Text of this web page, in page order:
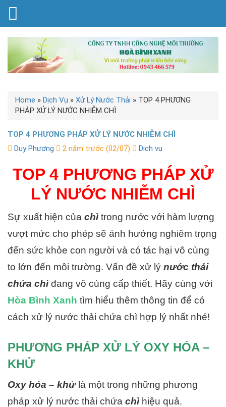
Home » Dịch Vụ » Xử Lý Nước Thải » TOP 4 PHƯƠNG
PHÁP XỬ LÝ NƯỚC NHIỄM CHÌ
TOP 4 PHƯƠNG PHÁP XỬ LÝ NƯỚC NHIỄM CHÌ
Duy Phương
2 năm trước (02/07) Dịch vụ
TOP 4 PHƯƠNG PHÁP XỬ
LÝ NƯỚC NHIỄM CHÌ
Sự xuất hiện của chì trong nước với hàm lượng
vượt mức cho phép sẽ ảnh hưởng nghiêm trọng
đến sức khỏe con người và có tác hại vô cùng
to lớn đến môi trường. Vấn đề xử lý nước thải
chứa chì đang vô cùng cấp thiết. Hãy cùng với
Hòa Bình Xanh tìm hiểu thêm thông tin để có
cách xử lý nước thải chứa chì hợp lý nhất nhé!
PHƯƠNG PHÁP XỬ LÝ OXY HÓA –
KHỬ
Oxy hóa – khửlà một trong những phương
pháp xử lý nước thải chứa chì hiệu quả.